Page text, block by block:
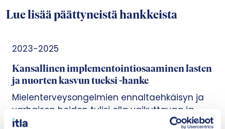
Lue lisää päättyneistä hankkeista
2023-2025
Kansallinen implementointiosaaminen lasten
ja nuorten kasvun tueksi -hanke
Mielenterveysongelmien ennaltaehkäisyn ja
varhaisen hoidon tulisi olla vaikuttavaa ja
yhdenvertaisesti kaikkien lasten ja nuorten